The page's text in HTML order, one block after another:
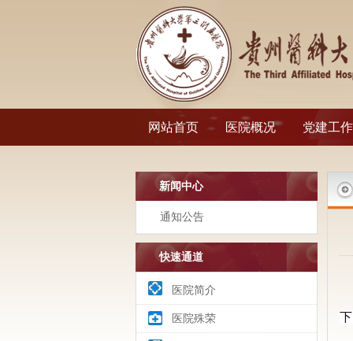
网站首页 医院概况 党建工作
新闻中心
通知公告
快速通道
医院简介
医院殊荣